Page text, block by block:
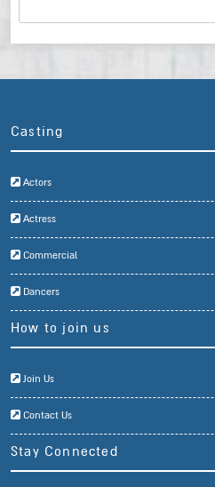
Casting
Actors
Actress
Commercial
Dancers
How to join us
Join Us
Contact Us
Stay Connected